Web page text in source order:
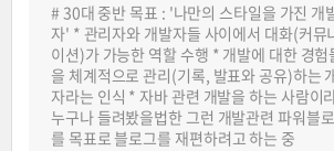
# 30대 중반 목표 : '나만의 스타일을 가진 개
자' * 관리자와 개발자들 사이에서 대화(커뮤
이션)가 가능한 역할 수행 * 개발에 대한 경험
을 체계적으로 관리(기록, 발표와 공유)하는
자라는 인식 * 자바 관련 개발을 하는 사람이
누구나 들려봤을법한 그런 개발관련 파워블
를 목표로 블로그를 재편하려고 하는 중